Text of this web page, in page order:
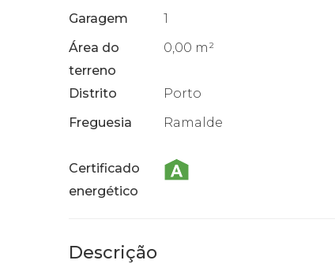
Garagem
1
Área do
terreno
0,00 m²
Distrito Porto
Freguesia
Ramalde
Certificado
energético
Descrição